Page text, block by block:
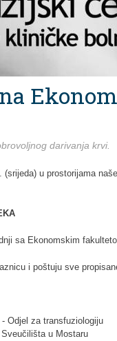
darivanja krvi.
u prostorijama
sa Ekonomskim
i poštuju sve
Odjel za transfuziologiju
u Mostaru